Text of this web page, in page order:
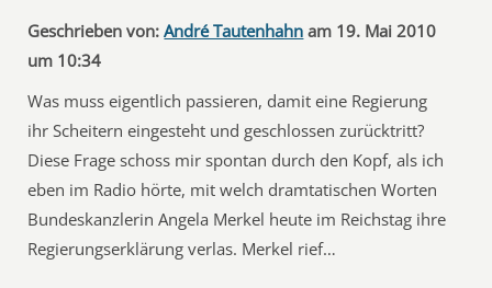
Geschrieben von: André Tautenhahn am 19. Mai 2010
um 10:34
Was muss eigentlich passieren, damit eine Regierung
ihr Scheitern eingesteht und geschlossen zurücktritt?
Diese Frage schoss mir spontan durch den Kopf, als ich
eben im Radio hörte, mit welch dramtatischen Worten
Bundeskanzlerin Angela Merkel heute im Reichstag ihre
Regierungserklärung verlas. Merkel rief…